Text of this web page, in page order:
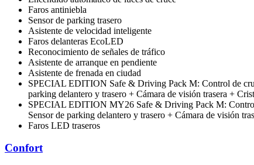
Faros antiniebla
Sensor de parking trasero
Asistente de velocidad inteligente
Faros delanteras EcoLED
Reconocimiento de señales de tráfico
Asistente de arranque en pendiente
Asistente de frenada en ciudad
SPECIAL EDITION Safe & Driving Pack M: Control de
parking delantero y trasero + Cámara de visión trasera +
SPECIAL EDITION MY26 Safe & Driving Pack M:
Sensor de parking delantero y trasero + Cámara de visión
Faros LED traseros
Confort